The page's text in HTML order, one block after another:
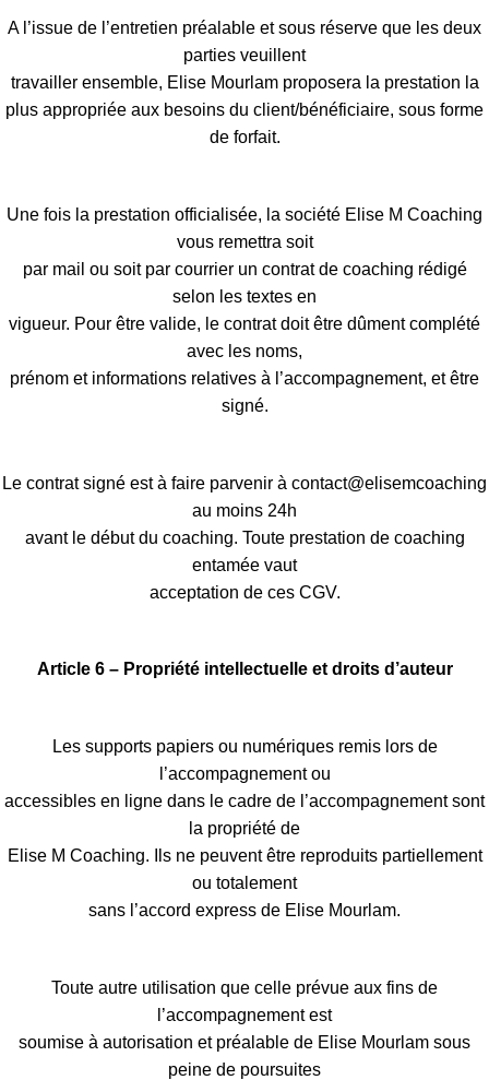
A l’issue de l’entretien préalable et sous réserve que les deux
parties veuillent
travailler ensemble, Elise Mourlam proposera la prestation la
plus appropriée aux besoins du client/bénéficiaire, sous forme
de forfait.
Une fois la prestation officialisée, la société Elise M Coaching
vous remettra soit
par mail ou soit par courrier un contrat de coaching rédigé
selon les textes en
vigueur. Pour être valide, le contrat doit être dûment complété
avec les noms,
prénom et informations relatives à l’accompagnement, et être
signé.
Le contrat signé est à faire parvenir à contact@elisemcoaching
au moins 24h
avant le début du coaching. Toute prestation de coaching
entamée vaut
acceptation de ces CGV.
Article 6 – Propriété intellectuelle et droits d’auteur
Les supports papiers ou numériques remis lors de
l’accompagnement ou
accessibles en ligne dans le cadre de l’accompagnement sont
la propriété de
Elise M Coaching. Ils ne peuvent être reproduits partiellement
ou totalement
sans l’accord express de Elise Mourlam.
Toute autre utilisation que celle prévue aux fins de
l’accompagnement est
soumise à autorisation et préalable de Elise Mourlam sous
peine de poursuites